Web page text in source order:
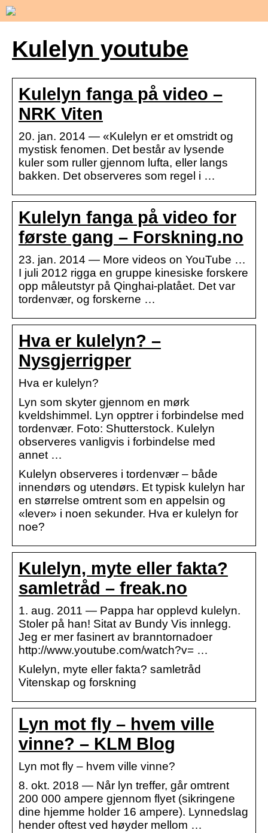
Kulelyn youtube
Kulelyn fanga på video –
NRK Viten
20. jan. 2014 — «Kulelyn er et omstridt og
mystisk fenomen. Det består av lysende
kuler som ruller gjennom lufta, eller langs
bakken. Det observeres som regel i …
Kulelyn fanga på video for
første gang – Forskning.no
23. jan. 2014 — More videos on YouTube …
I juli 2012 rigga en gruppe kinesiske forskere
opp måleutstyr på Qinghai-platået. Det var
tordenvær, og forskerne …
Hva er kulelyn? –
Nysgjerrigper
Hva er kulelyn?
Lyn som skyter gjennom en mørk
kveldshimmel. Lyn opptrer i forbindelse med
tordenvær. Foto: Shutterstock. Kulelyn
observeres vanligvis i forbindelse med
annet …
Kulelyn observeres i tordenvær – både
innendørs og utendørs. Et typisk kulelyn har
en størrelse omtrent som en appelsin og
«lever» i noen sekunder. Hva er kulelyn for
noe?
Kulelyn, myte eller fakta?
samletråd – freak.no
1. aug. 2011 — Pappa har opplevd kulelyn.
Stoler på han! Sitat av Bundy Vis innlegg.
Jeg er mer fasinert av branntornadoer
http://www.youtube.com/watch?v= …
Kulelyn, myte eller fakta? samletråd
Vitenskap og forskning
Lyn mot fly – hvem ville
vinne? – KLM Blog
Lyn mot fly – hvem ville vinne?
8. okt. 2018 — Når lyn treffer, går omtrent
200 000 ampere gjennom flyet (sikringene
dine hjemme holder 16 ampere). Lynnedslag
hender oftest ved høyder mellom …